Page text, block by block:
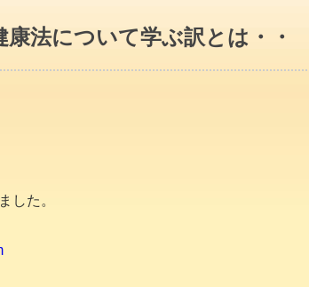
法について学ぶ訳とは・・
した。